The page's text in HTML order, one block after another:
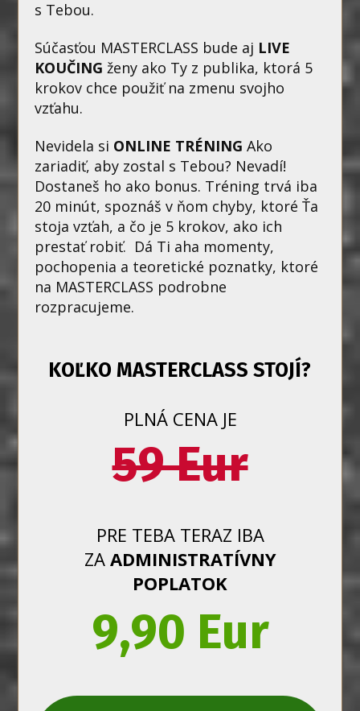
s Tebou.
Súčasťou MASTERCLASS bude aj LIVE
KOUČING ženy ako Ty z publika, ktorá 5
krokov chce použiť na zmenu svojho
vzťahu.
Nevidela si ONLINE TRÉNING Ako
zariadiť, aby zostal s Tebou? Nevadí!
Dostaneš ho ako bonus. Tréning trvá iba
20 minút, spoznáš v ňom chyby, ktoré Ťa
stoja vzťah, a čo je 5 krokov, ako ich
prestať robiť. Dá Ti aha momenty,
pochopenia a teoretické poznatky, ktoré
na MASTERCLASS podrobne
rozpracujeme.
KOĽKO MASTERCLASS STOJÍ?
PLNÁ CENA JE
59 Eur
PRE TEBA TERAZ IBA
ZA ADMINISTRATÍVNY
POPLATOK
9,90 Eur